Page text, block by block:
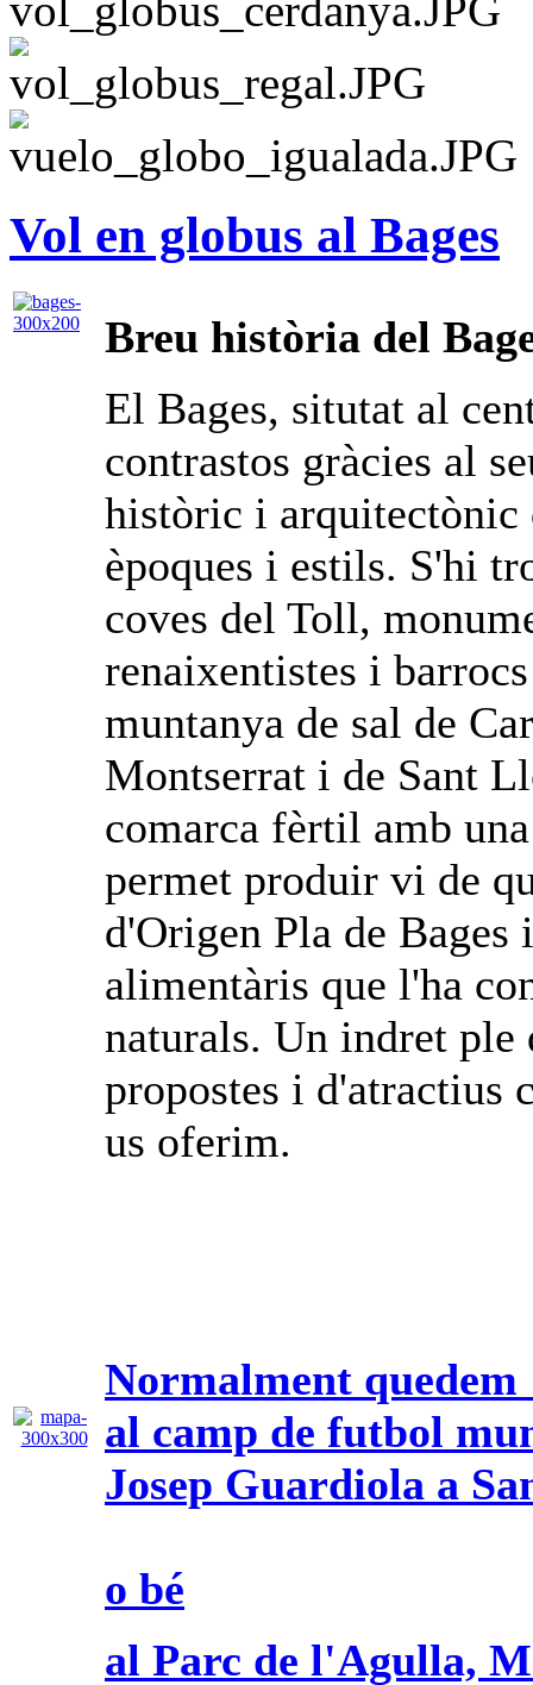
Vol en globus al Bages
Breu història del
El Bages, situtat al
contrastos gràcies al
històric i arquitectònic
èpoques i estils. S'hi
coves del Toll,
renaixentistes i
muntanya de sal de
Montserrat i de Sant
comarca fèrtil amb
permet produir vi de
d'Origen Pla de Bages
alimentàris que l'ha
naturals. Un indret ple
propostes i d'atractius
us oferim.
Normalment quedem
al camp de futbol
Josep Guardiola a
o bé
al Parc de l'Agulla,